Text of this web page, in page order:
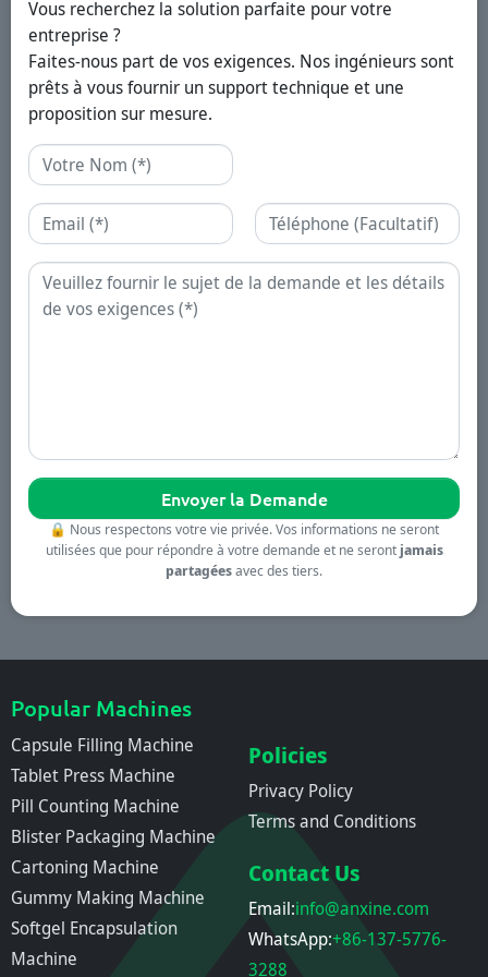
Vous recherchez la solution parfaite pour votre
entreprise ?
Faites-nous part de vos exigences. Nos ingénieurs sont
prêts à vous fournir un support technique et une
proposition sur mesure.
Nom
Email Téléphone
Demande
🔒 Nous respectons votre vie privée. Vos informations ne seront
utilisées que pour répondre à votre demande et ne seront jamais
partagéesavec des tiers.
Popular Machines
Capsule Filling Machine
Tablet Press Machine
Pill Counting Machine
Blister Packaging Machine
Cartoning Machine
Gummy Making Machine
Softgel Encapsulation
Machine
Policies
Privacy Policy
Terms and Conditions
Contact Us
Email:info@anxine.com
WhatsApp:+86-137-5776-
3288